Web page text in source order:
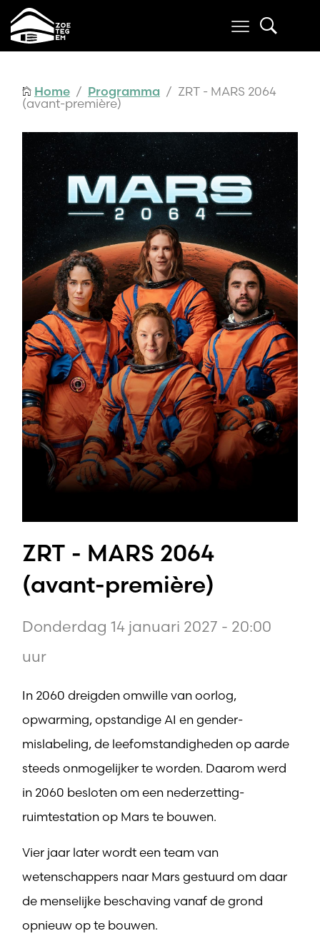
Home / Programma / ZRT - MARS 2064
(avant-première)
ZRT - MARS 2064
(avant-première)
Donderdag 14 januari 2027 - 20:00
uur
In 2060 dreigden omwille van oorlog,
opwarming, opstandige AI en gender-
mislabeling, de leefomstandigheden op aarde
steeds onmogelijker te worden. Daarom werd
in 2060 besloten om een nederzetting-
ruimtestation op Mars te bouwen.
Vier jaar later wordt een team van
wetenschappers naar Mars gestuurd om daar
de menselijke beschaving vanaf de grond
opnieuw op te bouwen.